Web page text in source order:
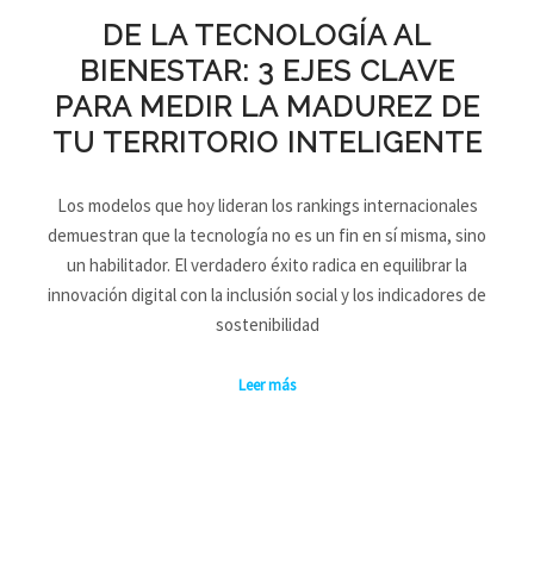
DE LA TECNOLOGÍA AL
BIENESTAR: 3 EJES CLAVE
PARA MEDIR LA MADUREZ DE
TU TERRITORIO INTELIGENTE
Los modelos que hoy lideran los rankings internacionales
demuestran que la tecnología no es un fin en sí misma, sino
un habilitador. El verdadero éxito radica en equilibrar la
innovación digital con la inclusión social y los indicadores de
sostenibilidad
Leer más